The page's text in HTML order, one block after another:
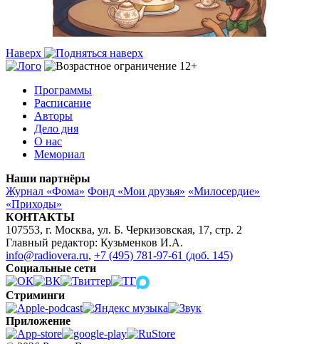
Наверх
Программы
Расписание
Авторы
Дело дня
О нас
Мемориал
Наши партнёры
Журнал «Фома» Фонд «Мои друзья» «Милосердие»
«Приходы»
КОНТАКТЫ
107553, г. Москва, ул. Б. Черкизовская, 17, стр. 2
Главный редактор: Кузьменков И.А.
info@radiovera.ru, +7 (495) 781-97-61 (доб. 145)
Социальные сети
Стриминги
Приложение